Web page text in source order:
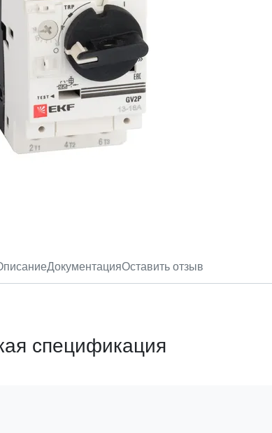
ДокументацияОставить отзыв
спецификация